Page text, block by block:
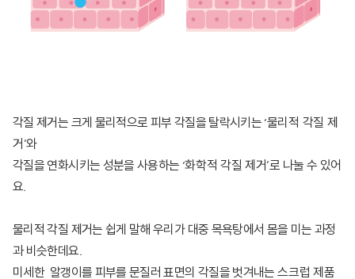
각질 제거는 크게 물리적으로 피부 각질을 탈락시키는 ‘물리적 각질 제
거 ’와
각질을 연화시키는 성분을 사용하는 ‘화학적 각질 제거’ 로 나눌 수 있어
요.
물리적 각질 제거는 쉽게 말해 우리가 대중 목욕탕에서 몸을 미는 과정
과 비슷한데요.
미세한 알갱이를 피부를 문질러 표면의 각질을 벗겨내는스크럽 제품